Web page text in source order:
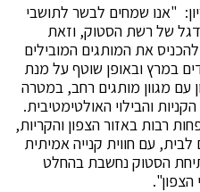
"אנו שמחים לבשר לתושבי
של רשת הסטוק, וזאת
את המותגים המובילים
במרץ ובאופן שוטף על מנת
עם מגוון מותגים רחב, במטרה
והבילוי האולטימטיבית.
רבות באזור הצפון והקריות,
עם חווית קנייה אמיתית
הסטוק נחשבת בהחלט